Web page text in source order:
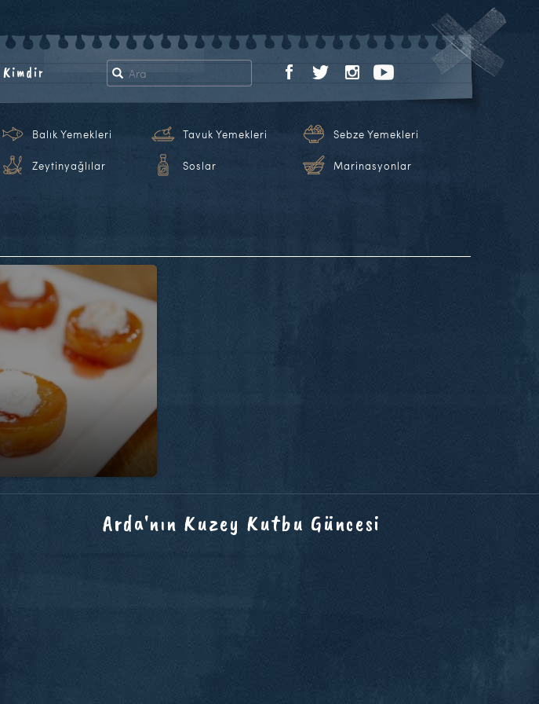
Kimdir
Balık Yemekleri Tavuk Yemekleri Sebze Yemekleri
Zeytinyağlılar Soslar Marinasyonlar
Arda'nın Kuzey Kutbu Güncesi